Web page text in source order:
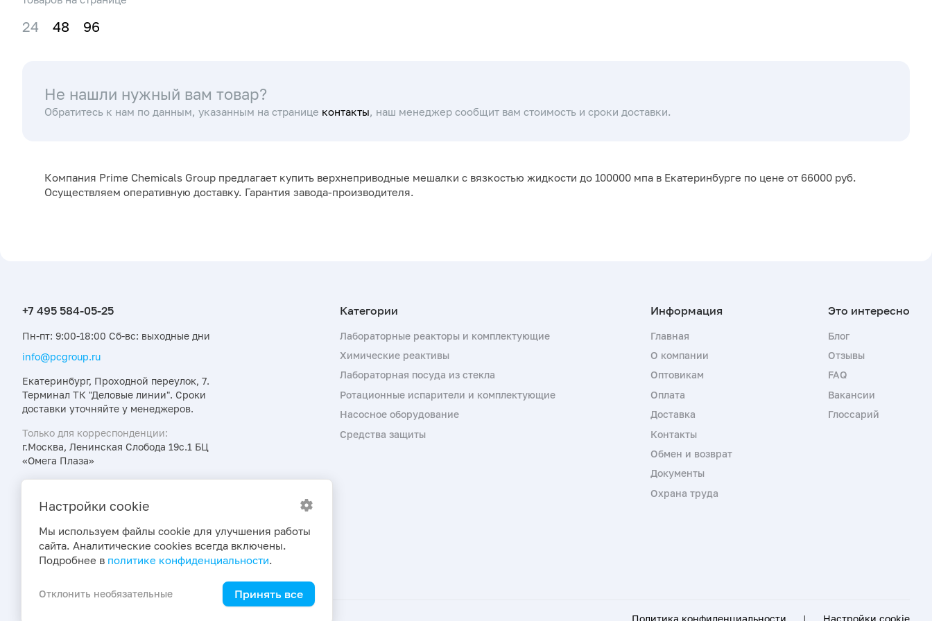
24 48 96
Не нашли нужный вам товар?
Обратитесь к нам по данным, указанным на странице контакты , наш менеджер сообщит вам стоимость и сроки доставки.
Компания Prime Chemicals Group предлагает купить верхнеприводные мешалки с вязкостью жидкости до 100000 мпа в Екатеринбурге по цене от 66000 руб.
Осуществляем оперативную доставку. Гарантия завода-производителя.
Пн-пт: 9:00-18:00 Сб-вс: выходные дни
info@pcgroup.ru
Екатеринбург, Проходной переулок, 7.
Терминал ТК "Деловые линии". Сроки
доставки уточняйте у менеджеров.
Только для корреспонденции:
г.Москва, Ленинская Слобода 19с.1 БЦ
«Омега Плаза»
акциях и новостях первыми
Лабораторные реакторы и комплектующие
Химические реактивы
Лабораторная посуда из стекла
Ротационные испарители и комплектующие
Насосное оборудование
Средства защиты
Главная
О компании
Оптовикам
Оплата
Доставка
Контакты
Обмен и возврат
Документы
Охрана труда
Блог
Отзывы
FAQ
Вакансии
Глоссарий
Политика конфиденциальности | Настройки cookie
Настройки cookie
Мы используем файлы cookie для улучшения работы
сайта. Аналитические cookies всегда включены.
Подробнее в политике конфиденциальности.
Отклонить необязательные Принять все